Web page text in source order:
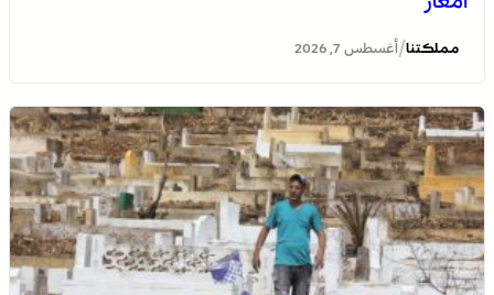
مملكتنا/ أغسطس 7, 2026
وادي زم .. مبادرة تطوعية لشباب المدينة تعيد الاعتبار لمقبرة
الشهداء بعد الحريق